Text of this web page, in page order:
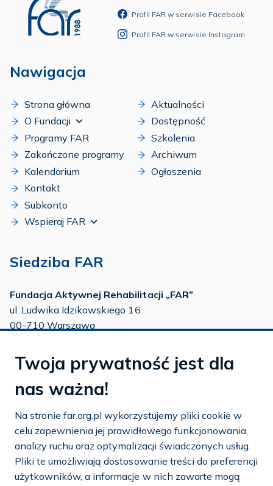
Profil FAR w serwisie Facebook
Profil FAR w serwisie Instagram
Nawigacja
Strona główna
O Fundacji
Programy FAR
Zakończone programy
Kalendarium
Kontakt
Subkonto
Wspieraj FAR
Aktualności
Dostępność
Szkolenia
Archiwum
Ogłoszenia
Siedziba FAR
Fundacja Aktywnej Rehabilitacji „FAR”
ul. Ludwika Idzikowskiego 16
00-710 Warszawa
tel.:22 651 88 03
22 858 26 39
tel.:22 642 22 91
e-mail:info@far.org.pl
Dostosuj cookies
Twoja prywatność jest dla
nas ważna!
Na stronie far.org.pl wykorzystujemy pliki cookie w
celu zapewnienia jej prawidłowego funkcjonowania,
analizy ruchu oraz optymalizacji świadczonych usług.
Pliki te umożliwiają dostosowanie treści do preferencji
użytkowników, a informacje w nich zawarte mogą